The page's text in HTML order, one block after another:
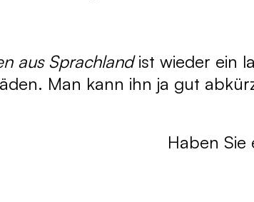
aus Sprachlandist wieder ein
Man kann ihn ja gut
Haben